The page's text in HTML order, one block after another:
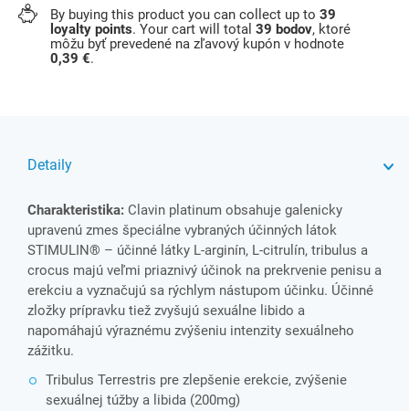
By buying this product you can collect up to 39
loyalty points. Your cart will total 39 bodov, ktoré
môžu byť prevedené na zľavový kupón v hodnote
0,39 €.
Detaily
Charakteristika: Clavin platinum obsahuje galenicky
upravenú zmes špeciálne vybraných účinných látok
STIMULIN® – účinné látky L-arginín, L-citrulín, tribulus a
crocus majú veľmi priaznivý účinok na prekrvenie penisu a
erekciu a vyznačujú sa rýchlym nástupom účinku. Účinné
zložky prípravku tiež zvyšujú sexuálne libido a
napomáhajú výraznému zvýšeniu intenzity sexuálneho
zážitku.
Tribulus Terrestris pre zlepšenie erekcie, zvýšenie
sexuálnej túžby a libida (200mg)